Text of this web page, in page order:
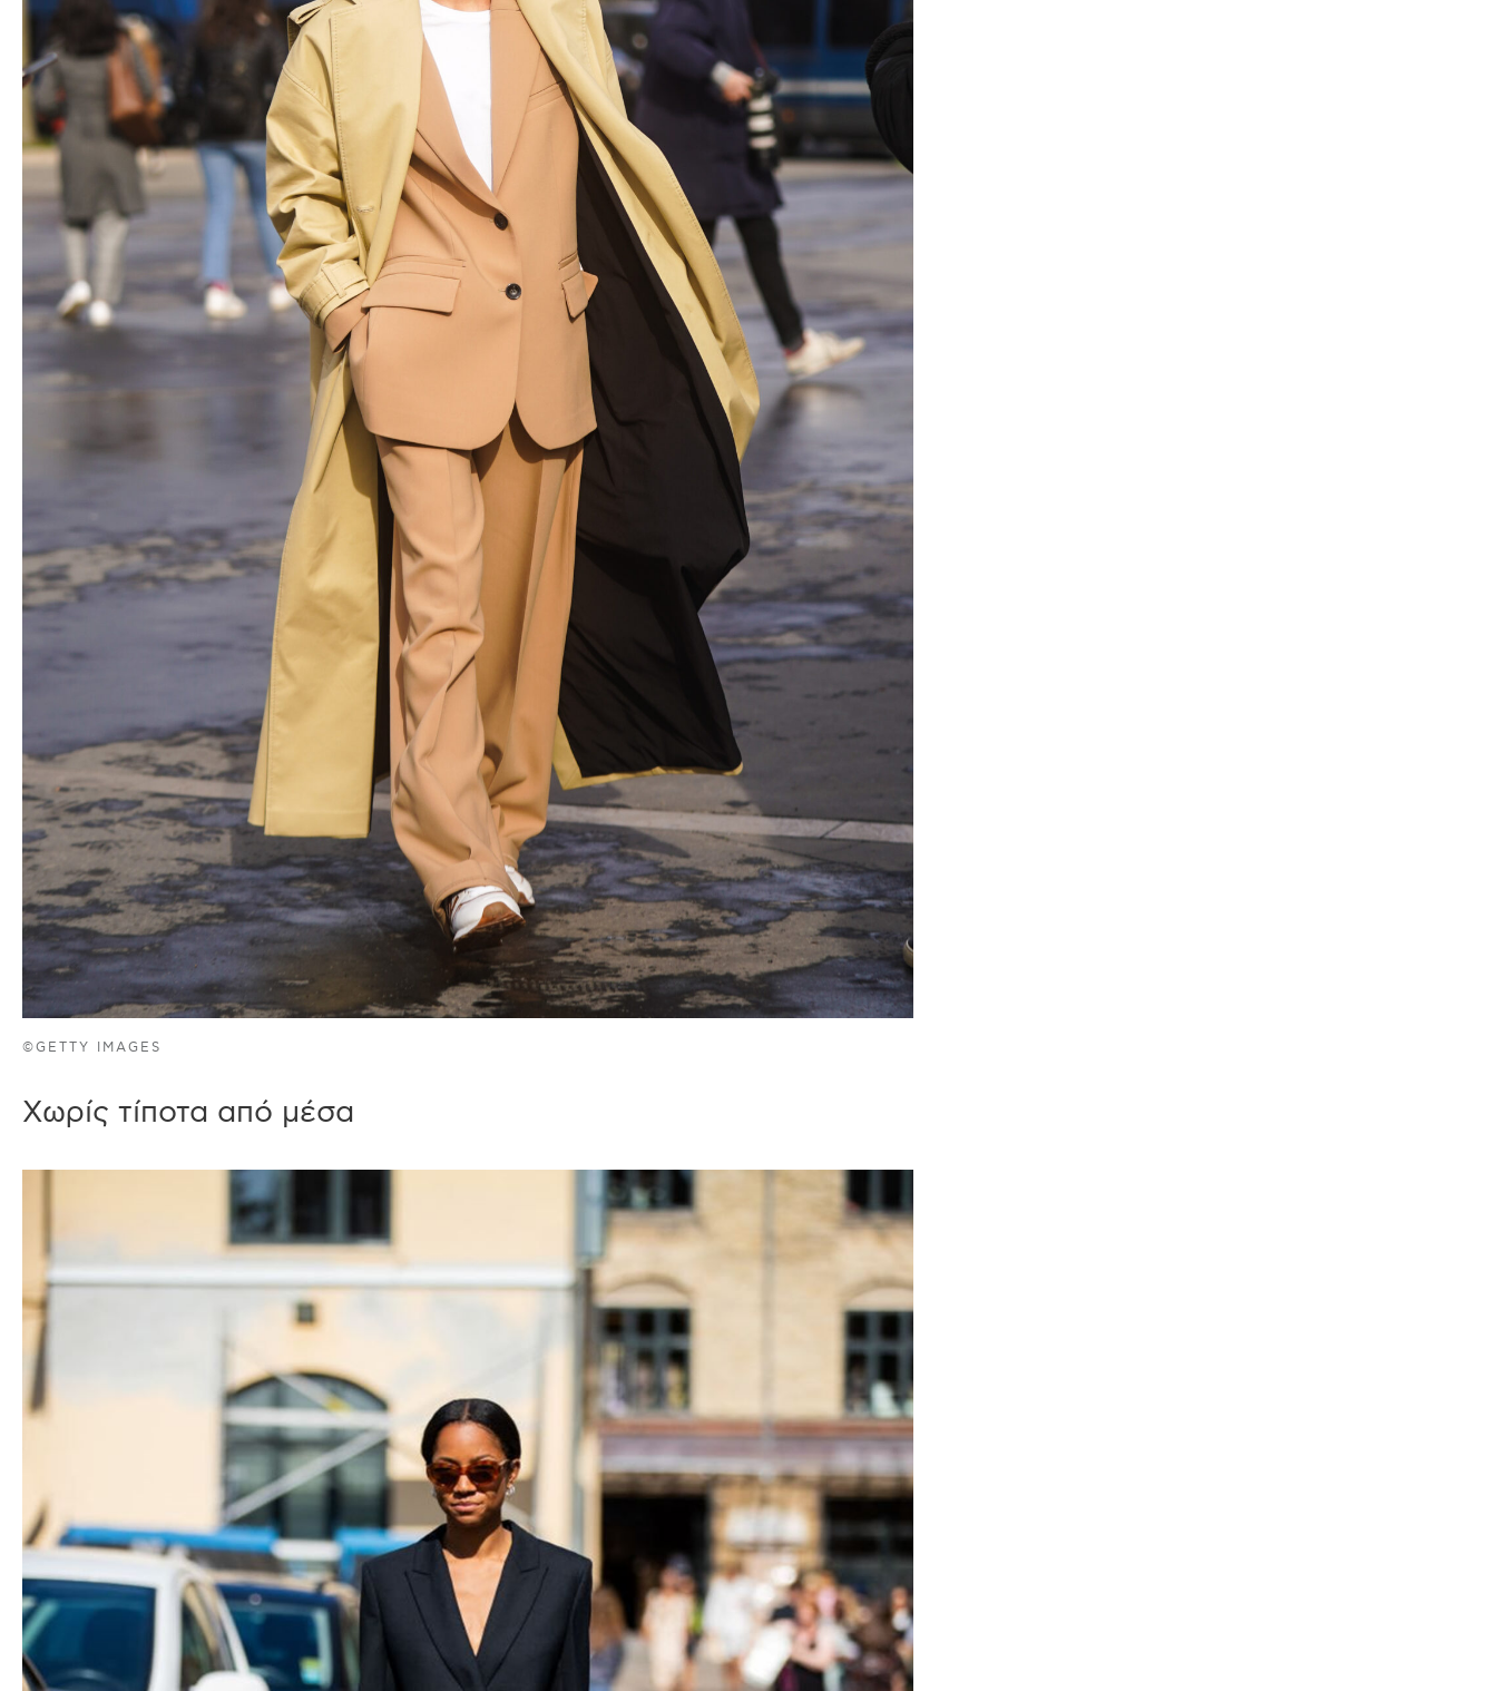
©GETTY IMAGES
Xωρίς τίποτα από μέσα